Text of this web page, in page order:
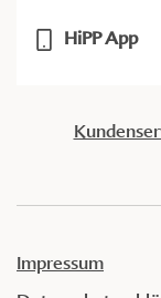
HiPP App
Impressum